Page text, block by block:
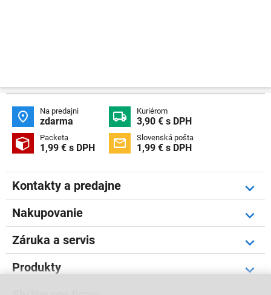
 Na predajni
zdarma  Kuriérom
3,90 € s DPH
 Packeta
1,99 € s DPH  Slovenská pošta
1,99 € s DPH
Kontakty a predajne
Nakupovanie
Záruka a servis
Produkty